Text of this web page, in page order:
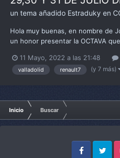
un tema añadido Estraduky en
Hola muy buenas, en nombre de
un honor presentar la OCTAVA
2022 . Si hay que traer bañador
,pinpon el de la comba y si
11 Mayo, 2022 a las 21:48
valladolid renault7 (y 7 más)
Inicio Buscar